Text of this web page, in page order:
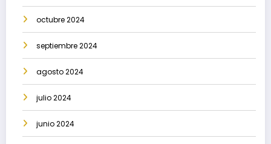
octubre 2024
septiembre 2024
agosto 2024
julio 2024
junio 2024